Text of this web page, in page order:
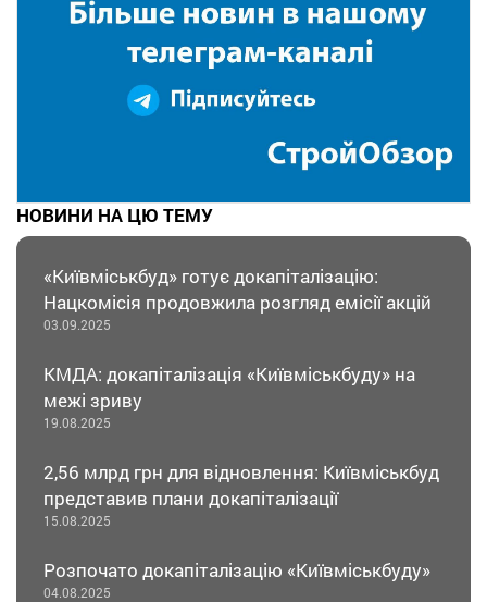
НОВИНИ НА ЦЮ ТЕМУ
«Київміськбуд» готує докапіталізацію:
Нацкомісія продовжила розгляд емісії акцій
03.09.2025
КМДА: докапіталізація «Київміськбуду» на
межі зриву
19.08.2025
2,56 млрд грн для відновлення: Київміськбуд
представив плани докапіталізації
15.08.2025
Розпочато докапіталізацію «Київміськбуду»
04.08.2025